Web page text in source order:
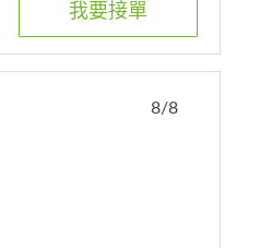
我要接單
8/8